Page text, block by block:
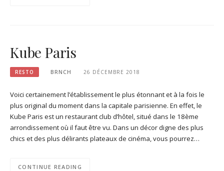
Kube Paris
RESTO BRNCH 26 DÉCEMBRE 2018
Voici certainement l’établissement le plus étonnant et à la fois le
plus original du moment dans la capitale parisienne. En effet, le
Kube Paris est un restaurant club d’hôtel, situé dans le 18ème
arrondissement où il faut être vu. Dans un décor digne des plus
chics et des plus délirants plateaux de cinéma, vous pourrez…
CONTINUE READING